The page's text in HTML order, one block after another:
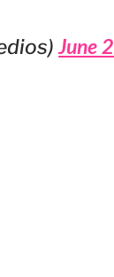
June